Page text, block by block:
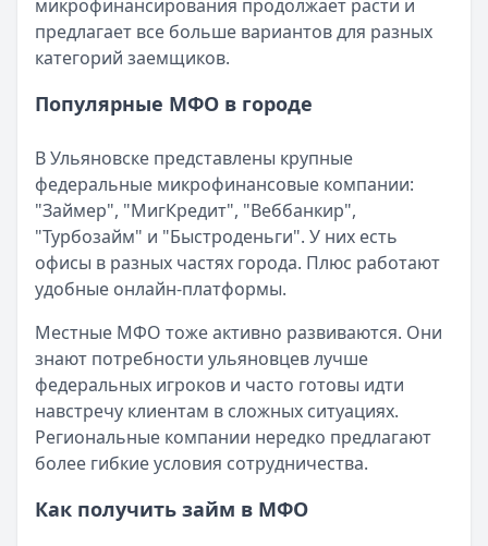
Категория:МФО
Читать новость
Рекордный рост доли клиентов МФО с iPhone: что
Опубликовано:5 декабря 2025 г.
Читать новость
57 сервисов микрозаймов через Госуслуги: где
Кратко:Авторизация через Госуслуги ускоряет
Опубликовано: 23 ноября 2025 г.
Категория: МФО
Читать новость
Смс о «одобренном займе» от Bigmani Ru: как
Пришло СМС об одобрении займа от Bigmani
Опубликовано:
23 ноября 2025 г.
Категория:
Читать новость
Все новости
микрофинансирования продолжает расти и
предлагает все больше вариантов для разных
категорий заемщиков.
Популярные МФО в городе
В Ульяновске представлены крупные
федеральные микрофинансовые компании:
"Займер", "МигКредит", "Веббанкир",
"Турбозайм" и "Быстроденьги". У них есть
офисы в разных частях города. Плюс работают
удобные онлайн-платформы.
Местные МФО тоже активно развиваются. Они
знают потребности ульяновцев лучше
федеральных игроков и часто готовы идти
навстречу клиентам в сложных ситуациях.
Региональные компании нередко предлагают
более гибкие условия сотрудничества.
Как получить займ в МФО